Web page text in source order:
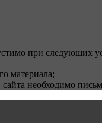
при следующих
материала;
необходимо